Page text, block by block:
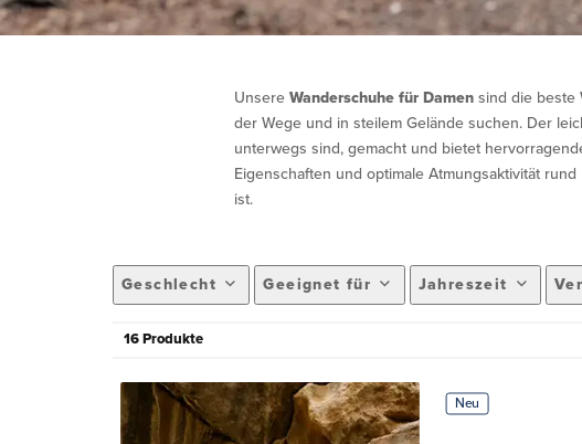
Unsere Wanderschuhe für Damensind die beste
der Wege und in steilem Gelände suchen. Der
unterwegs sind, gemacht und bietet
Eigenschaften und optimale Atmungsaktivität
ist.
Geschlecht Geeignet für Jahreszeit
16 Produkte
Neu